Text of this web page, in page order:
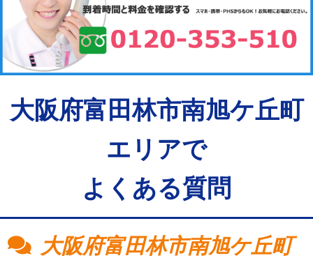
大阪府富田林市南旭ケ丘町
エリアで
よくある質問
大阪府富田林市南旭ケ丘町